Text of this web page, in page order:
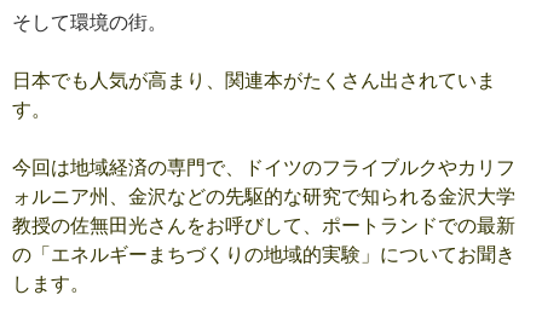
そして環境の街。
日本でも人気が高まり、関連本がたくさん出されていま
す。
今回は地域経済の専門で、ドイツのフライブルクやカリフ
ォルニア州、金沢などの先駆的な研究で知られる金沢大学
教授の佐無田光さんをお呼びして、ポートランドでの最新
の「エネルギーまちづくりの地域的実験」についてお聞き
します。